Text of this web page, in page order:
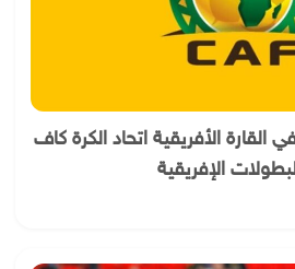
القارة الأفريقية اتحاد الكرة كاف
الإفريقية